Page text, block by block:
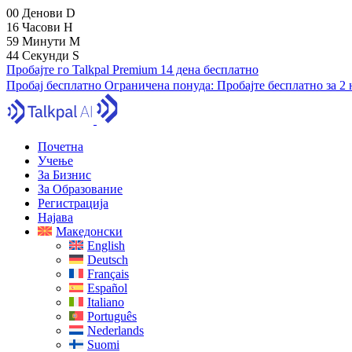
00 Денови D
16 Часови H
59 Минути M
43 Секунди S
Пробајте го Talkpal Premium 14 дена бесплатно
Пробај бесплатно Ограничена понуда: Пробајте бесплатно за 2
Почетна
Учење
За Бизнис
За Образование
Регистрација
Најава
Македонски
English
Deutsch
Français
Español
Italiano
Português
Nederlands
Suomi